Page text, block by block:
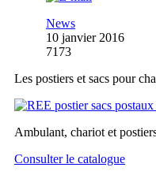
News
10 janvier 2016
7173
Les postiers et sacs pour
Ambulant, chariot et
Consulter le catalogue